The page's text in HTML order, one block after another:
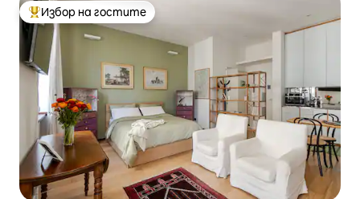
Най-популярен избор на гостите
Избор на гостите